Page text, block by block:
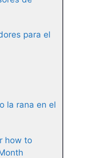
para el
la rana en el
how to